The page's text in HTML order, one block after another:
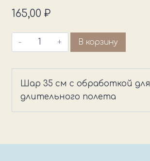
165,00 ₽
Количество
товара
пастель
эвкалипт
В корзину
Шар 35 см с обработкой для
длительного полета